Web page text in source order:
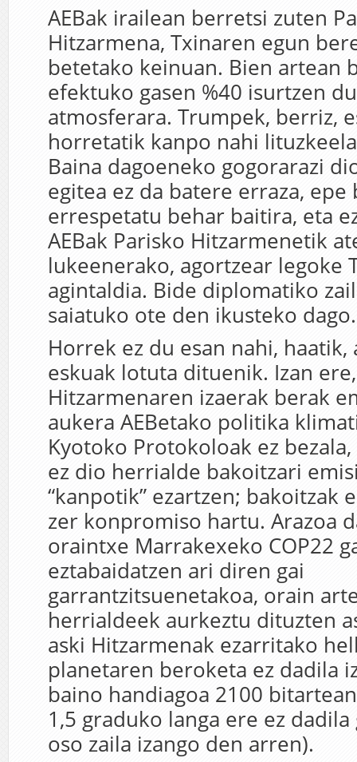
AEBak irailean berretsi zuten
Hitzarmena, Txinaren egun
betetako keinuan. Bien artean
efektuko gasen %40 isurtzen
atmosferara. Trumpek, berriz,
horretatik kanpo nahi
Baina dagoeneko gogorarazi
egitea ez da batere erraza, epe
errespetatu behar baitira, eta
AEBak Parisko Hitzarmenetik
lukeenerako, agortzear legoke
agintaldia. Bide diplomatiko
saiatuko ote den ikusteko dago.
Horrek ez du esan nahi,
eskuak lotuta dituenik. Izan
Hitzarmenaren izaerak berak
aukera AEBetako politika
Kyotoko Protokoloak ez
ez dio herrialde bakoitzari
“kanpotik” ezartzen; bakoitzak
zer konpromiso hartu. Arazoa
oraintxe Marrakexeko COP22
eztabaidatzen ari diren gai
garrantzitsuenetakoa, orain
herrialdeek aurkeztu dituzten
aski Hitzarmenak ezarritako
planetaren beroketa ez dadila
baino handiagoa 2100
1,5 graduko langa ere ez
oso zaila izango den arren).